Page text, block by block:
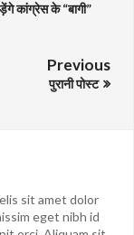
कांग्रेस के “बागी”
Previous
पुरानी पोस्ट
sit amet dolor
eget nibh id